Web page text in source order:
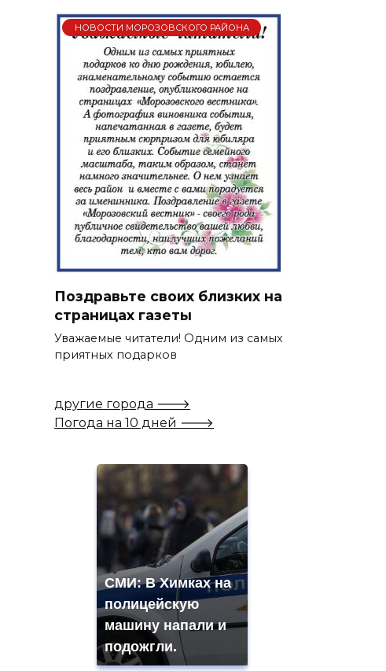
НОВОСТИ МОРОЗОВСКОГО РАЙОНА
Поздравьте своих близких на
страницах газеты
Уважаемые читатели! Одним из самых
приятных подарков
другие города 🡒
Погода на 10 дней 🡒
СМИ: В Химках на
полицейскую
машину напали и
подожгли.